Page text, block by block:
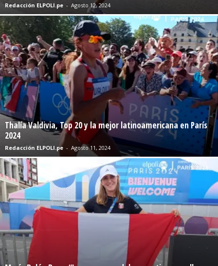
Redacción ELPOLI.pe - Agosto 12, 2024
Thalía Valdivia, Top 20 y la mejor latinoamericana en París
2024
Redacción ELPOLI.pe - Agosto 11, 2024